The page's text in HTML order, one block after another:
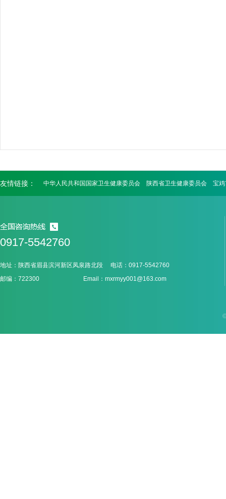
友情链接： 中华人民共和国国家卫生健康委员会 陕西省卫生健康委员会 宝
0917-5542760
地址：陕西省眉县滨河新区凤泉路北段 电话：0917-5542760
邮编：722300 Email：mxrmyy001@163.com